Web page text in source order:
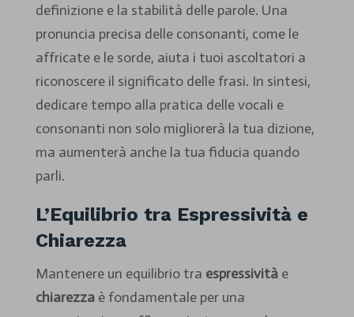
definizione e la stabilità delle parole. Una
pronuncia precisa delle consonanti, come le
affricate e le sorde, aiuta i tuoi ascoltatori a
riconoscere il significato delle frasi. In sintesi,
dedicare tempo alla pratica delle vocali e
consonanti non solo migliorerà la tua dizione,
ma aumenterà anche la tua fiducia quando
parli.
L’Equilibrio tra Espressività e
Chiarezza
Mantenere un equilibrio tra espressivitàe
chiarezzaè fondamentale per una